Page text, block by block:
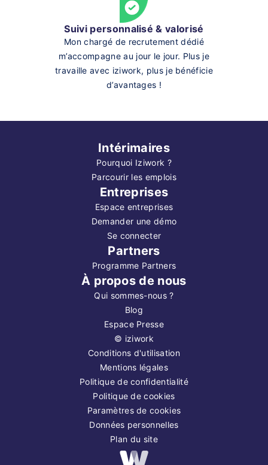
Suivi personnalisé & valorisé
Mon chargé de recrutement dédié
m’accompagne au jour le jour. Plus je
travaille avec iziwork, plus je bénéficie
d’avantages !
Intérimaires
Pourquoi Iziwork ?
Parcourir les emplois
Entreprises
Espace entreprises
Demander une démo
Se connecter
Partners
Programme Partners
À propos de nous
Qui sommes-nous ?
Blog
Espace Presse
© iziwork
Conditions d'utilisation
Mentions légales
Politique de confidentialité
Politique de cookies
Paramètres de cookies
Données personnelles
Plan du site